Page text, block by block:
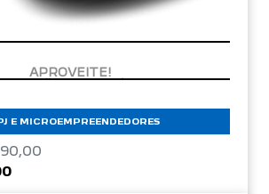
E MICROEMPREENDEDORES